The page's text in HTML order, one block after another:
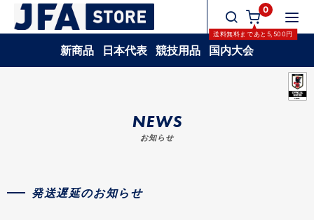
0
送料無料まであと 5,500円
新商品 日本代表 競技用品 国内大会
NEWS
お知らせ
発送遅延のお知らせ